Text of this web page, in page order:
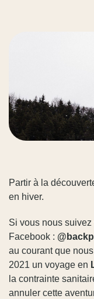
Partir à la
en hiver.
Si vous nous
Facebook :
au courant que
2021 un voyage en
la contrainte
annuler cette